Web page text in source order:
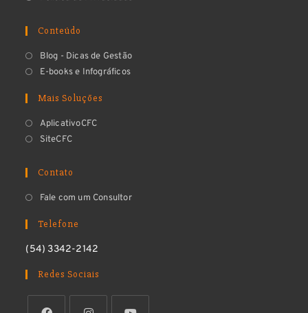
Conteúdo
Blog - Dicas de Gestão
E-books e Infográficos
Mais Soluções
AplicativoCFC
SiteCFC
Contato
Fale com um Consultor
Telefone
(54) 3342-2142
Redes Sociais